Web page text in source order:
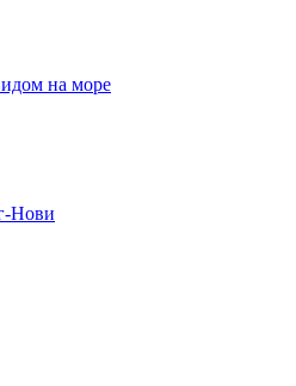
на море
Нови